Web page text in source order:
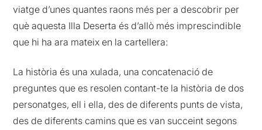
viatge d’unes quantes raons més per a descobrir per
què aquesta Illa Deserta és d’allò més imprescindible
que hi ha ara mateix en la cartellera:
La història és una xulada, una concatenació de
preguntes que es resolen contant-te la història de dos
personatges, ell i ella, des de diferents punts de vista,
des de diferents camins que es van succeint segons